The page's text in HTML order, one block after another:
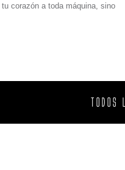
corazón a toda máquina, sino